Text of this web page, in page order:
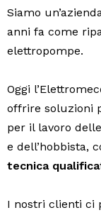
Siamo
anni fa come
elettropompe.
Oggi
offrire soluzioni
per il lavoro
e dell’hobbista,
tecnica
I nostri clienti ci